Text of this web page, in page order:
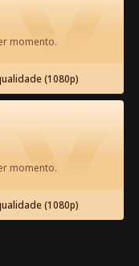
General
Filme
os episódios
16 17
momento.
(1080p)
momento.
(1080p)